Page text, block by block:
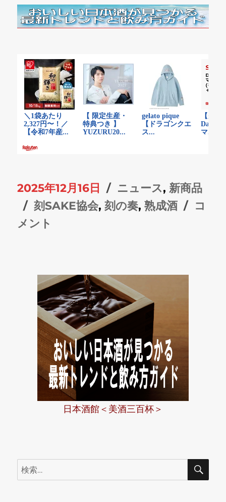
投
稿
日:
2025年12月16日
カ
テ
ニュース, 新商品
タ
グ
刻SAKE協会,刻の奏,熟成酒
刻
設
コ
メント
日本酒館＜美酒三百杯＞
検
索:
検